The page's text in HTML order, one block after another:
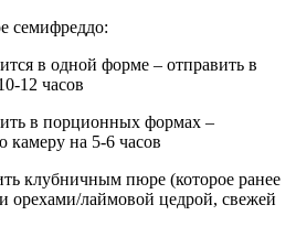
семифреддо:
в одной форме – отправить в
12 часов
в порционных формах –
камеру на 5-6 часов
клубничным пюре (которое ранее
орехами/лаймовой цедрой, свежей